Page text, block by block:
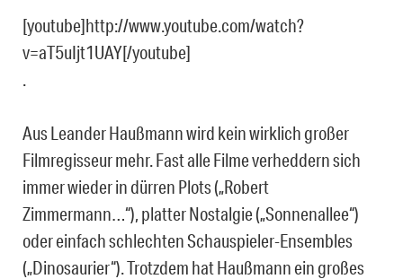
[youtube]http://www.youtube.com/watch?
v=aT5uIjt1UAY[/youtube]
.
Aus Leander Haußmann wird kein wirklich großer
Filmregisseur mehr. Fast alle Filme verheddern sich
immer wieder in dürren Plots („Robert
Zimmermann…“), platter Nostalgie („Sonnenallee“)
oder einfach schlechten Schauspieler-Ensembles
(„Dinosaurier“). Trotzdem hat Haußmann ein großes